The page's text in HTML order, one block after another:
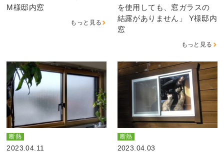
M様邸内窓
もっと見る
を使用しても、窓ガラスの
結露がありません」 Y様邸内
窓
もっと見る
断熱
2023.04.11
断熱
2023.04.03